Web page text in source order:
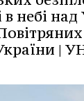
в небі
|